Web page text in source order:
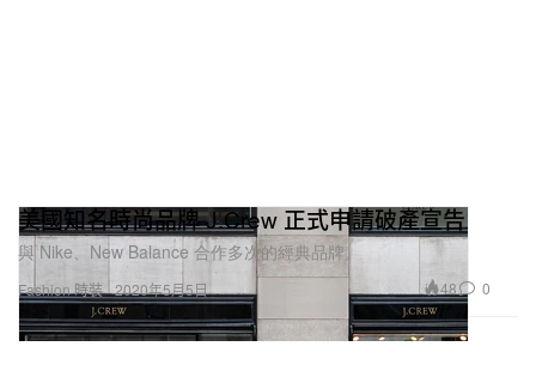
Fashion 時裝
美國知名時尚品牌 J.Crew 正式申請破產宣告
與 Nike、New Balance 合作多次的經典品牌。
2020年5月5日 48 0